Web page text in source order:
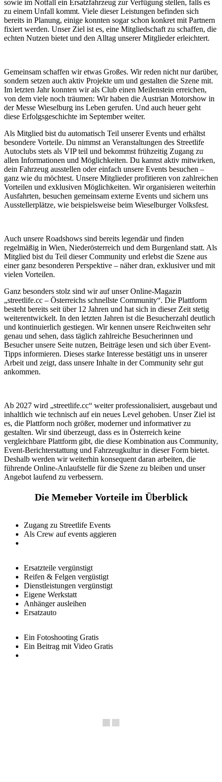
sowie im Notfall ein Ersatzfahrzeug zur Verfügung stellen, falls es
zu einem Unfall kommt. Viele dieser Leistungen befinden sich
bereits in Planung, einige konnten sogar schon konkret mit Partnern
fixiert werden. Unser Ziel ist es, eine Mitgliedschaft zu schaffen, die
echten Nutzen bietet und den Alltag unserer Mitglieder erleichtert.
Gemeinsam schaffen wir etwas Großes. Wir reden nicht nur darüber,
sondern setzen auch aktiv Projekte um und gestalten die Szene mit.
Im letzten Jahr konnten wir als Club einen Meilenstein erreichen,
von dem viele noch träumen: Wir haben die Austrian Motorshow in
der Messe Wieselburg ins Leben gerufen. Und auch heuer geht
diese Erfolgsgeschichte im September weiter.
Als Mitglied bist du automatisch Teil unserer Events und erhältst
besondere Vorteile. Du nimmst an Veranstaltungen des Streetlife
Autoclubs stets als VIP teil und bekommst frühzeitig Zugang zu
allen Informationen und Möglichkeiten. Du kannst aktiv mitwirken,
dein Fahrzeug ausstellen oder einfach unsere Events besuchen –
ganz wie du möchtest. Unsere Mitglieder profitieren von zahlreichen
Vorteilen und exklusiven Möglichkeiten. Wir organisieren weiterhin
Ausfahrten, besuchen gemeinsam externe Events und sichern uns
Ausstellerplätze, wie beispielsweise beim Wieselburger Volksfest.
Auch unsere Roadshows sind bereits legendär und finden
regelmäßig in Wien, Niederösterreich und dem Burgenland statt. Als
Mitglied bist du Teil dieser Community und erlebst die Szene aus
einer ganz besonderen Perspektive – näher dran, exklusiver und mit
vielen Vorteilen.
Ganz besonders stolz sind wir auf unser Online-Magazin
„streetlife.cc – Österreichs schnellste Community“. Die Plattform
besteht bereits seit über 12 Jahren und hat sich in dieser Zeit stetig
weiterentwickelt. In den letzten Jahren ist die Besucherzahl deutlich
und kontinuierlich gestiegen. Wir kennen unsere Reichweiten sehr
genau und sehen, dass täglich zahlreiche Besucherinnen und
Besucher unsere Seite nutzen, Beiträge lesen und sich über Event-
Tipps informieren. Dieses starke Interesse bestätigt uns in unserer
Arbeit und zeigt, dass unsere Inhalte in der Community sehr gut
ankommen.
Ab 2027 wird „streetlife.cc“ weiter professionalisiert, ausgebaut und
inhaltlich wie technisch auf ein neues Level gehoben. Unser Ziel ist
es, die Plattform noch größer, moderner und informativer zu
gestalten. Wir sind überzeugt, dass es in Österreich keine
vergleichbare Plattform gibt, die diese Kombination aus Community,
Event-Berichterstattung und Fahrzeugkultur in dieser Form bietet.
Deshalb werden wir weiterhin konsequent daran arbeiten, die
führende Online-Anlaufstelle für die Szene zu bleiben und unser
Angebot laufend zu verbessern.
Die Memeber Vorteile im Überblick
Zugang zu Streetlife Events
Als Crew auf events aggieren
Ersatzteile vergünstigt
Reifen & Felgen vergüstigt
Dienstleistungen vergünstigt
Eigene Werkstatt
Anhänger ausleihen
Ersatzauto
Ein Fotoshooting Gratis
Ein Beitrag mit Video Gratis